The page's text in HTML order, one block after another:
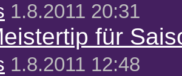
1.8.2011 20:31
für
1.8.2011 12:48